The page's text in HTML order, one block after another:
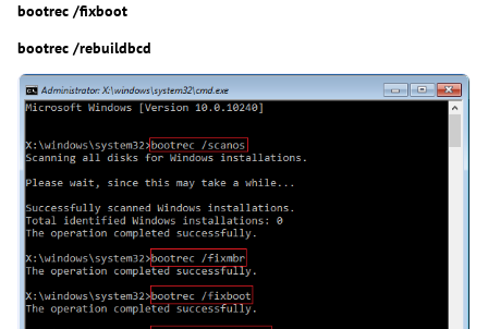
bootrec /fixboot
bootrec /rebuildbcd